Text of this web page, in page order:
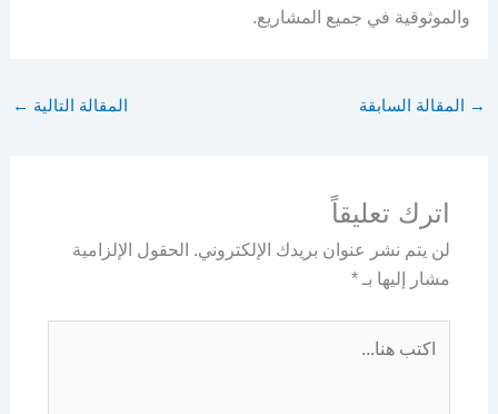
والموثوقية في جميع المشاريع.
→ المقالة السابقة المقالة التالية ←
اترك تعليقاً
لن يتم نشر عنوان بريدك الإلكتروني. الحقول الإلزامية
مشار إليها بـ *